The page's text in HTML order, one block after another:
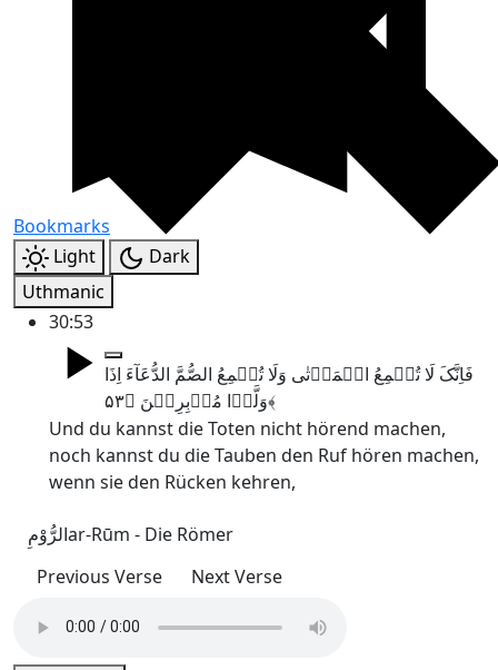
Bookmarks
Light
Dark
Uthmanic
30:53
فَاِنَّکَ لَا تُسۡمِعُ الۡمَوۡتٰی وَلَا تُسۡمِعُ الصُّمَّ الدُّعَآءَ اِذَا
وَلَّوۡا مُدۡبِرِیۡنَ ﴿۵۳﴾
Und du kannst die Toten nicht hörend machen,
noch kannst du die Tauben den Ruf hören machen,
wenn sie den Rücken kehren,
الرُّوْمِar-Rūm - Die Römer
Previous Verse
Next Verse